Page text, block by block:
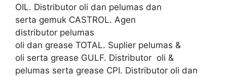
OIL. Distributor oli dan pelumas dan
serta gemuk CASTROL. Agen
distributor pelumas
oli dan grease TOTAL. Suplier pelumas &
oli serta grease GULF. Distributor oli &
pelumas serta grease CPI. Distributor oli dan